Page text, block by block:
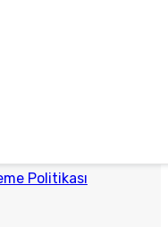
Politikası